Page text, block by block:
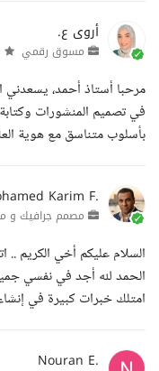
أروى ع.
مسوق رقمي
مرحبا أستاذ أحمد، يسعدني
في تصميم المنشورات
بأسلوب متناسق مع هوية
Karim F.
مصمم جرافيك
السلام عليكم أخي الكريم
الحمد لله أجد في نفسي
امتلك خبرات كبيرة في
Nouran E.